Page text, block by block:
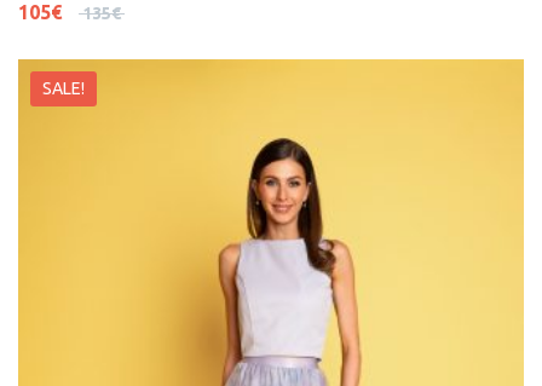
135€
105€
SALE!